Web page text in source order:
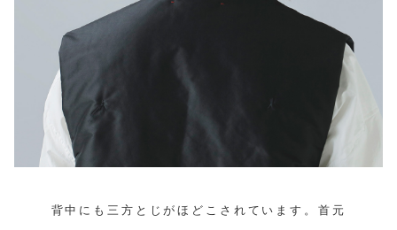
背中にも三方とじがほどこされています。首元